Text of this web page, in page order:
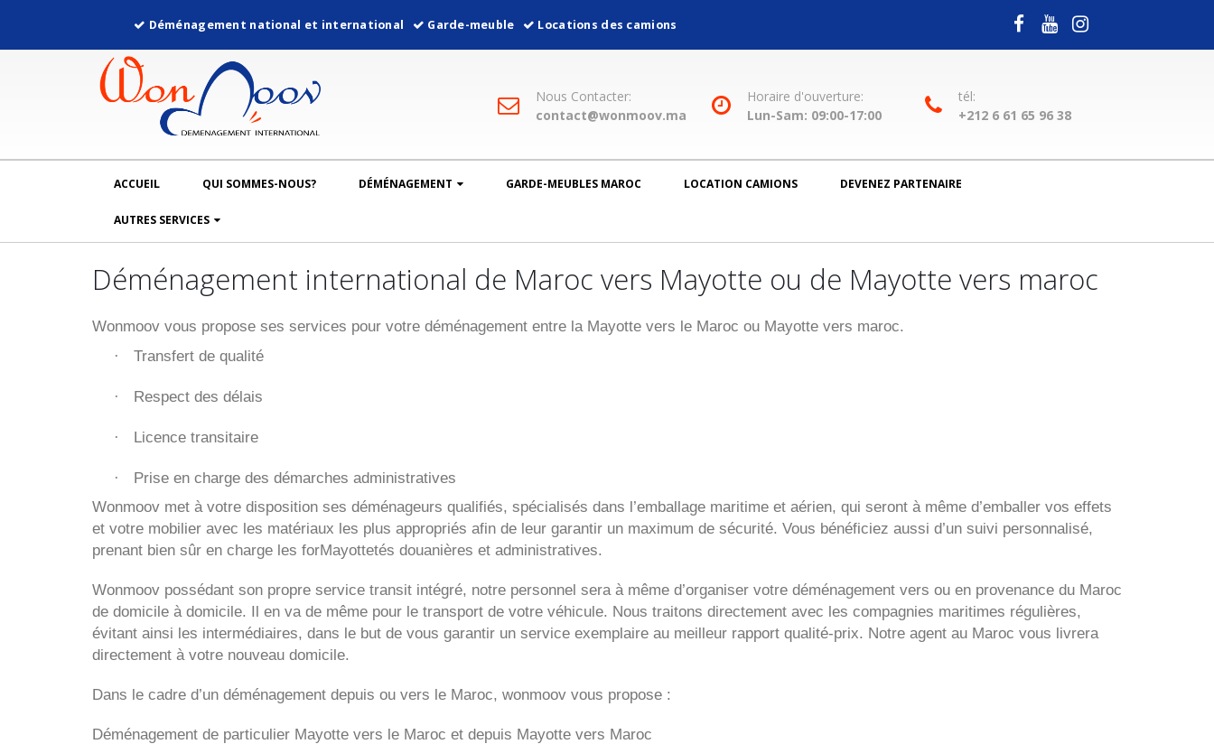
Déménagement national et international Garde-meuble Locations des camions
Nous Contacter:
contact@wonmoov.ma
Horaire d'ouverture:
Lun-Sam: 09:00-17:00
tél:
+212 6 61 65 96 38
ACCUEIL QUI SOMMES-NOUS? DÉMÉNAGEMENT GARDE-MEUBLES MAROC LOCATION CAMIONS DEVENEZ PARTENAIRE
AUTRES SERVICES
Déménagement international de Maroc vers Mayotte ou de Mayotte vers maroc
Wonmoov vous propose ses services pour votre déménagement entre la Mayotte vers le Maroc ou Mayotte vers maroc.
· Transfert de qualité
· Respect des délais
· Licence transitaire
·
Prise en charge des démarches administratives
Wonmoov met à votre disposition ses déménageurs qualifiés, spécialisés dans l’emballage maritime et aérien, qui seront à même d’emballer vos effets
et votre mobilier avec les matériaux les plus appropriés afin de leur garantir un maximum de sécurité. Vous bénéficiez aussi d’un suivi personnalisé,
prenant bien sûr en charge les forMayottetés douanières et administratives.
Wonmoov possédant son propre service transit intégré, notre personnel sera à même d’organiser votre déménagement vers ou en provenance du Maroc
de domicile à domicile. Il en va de même pour le transport de votre véhicule. Nous traitons directement avec les compagnies maritimes régulières,
évitant ainsi les intermédiaires, dans le but de vous garantir un service exemplaire au meilleur rapport qualité-prix. Notre agent au Maroc vous livrera
directement à votre nouveau domicile.
Dans le cadre d’un déménagement depuis ou vers le Maroc, wonmoov vous propose :
Déménagement de particulier Mayotte vers le Maroc et depuis Mayotte vers Maroc